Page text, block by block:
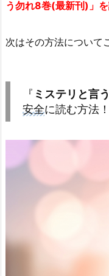
う勿れ8巻(最新刊)」
次はその方法について
『 ミステリと言
安全に読む方法！